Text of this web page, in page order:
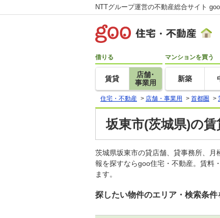
NTTグループ運営の不動産総合サイト
借りる
賃貸
店舗･
事業用
マンションを買う
新築
住宅・不動産 > 店舗・事業用 > 首都圏 >
坂東市(茨城県)の
茨城県坂東市の貸店舗、貸事務所、
報を探すならgoo住宅・不動産。賃料
ます。
探したい物件のエリア・検索条